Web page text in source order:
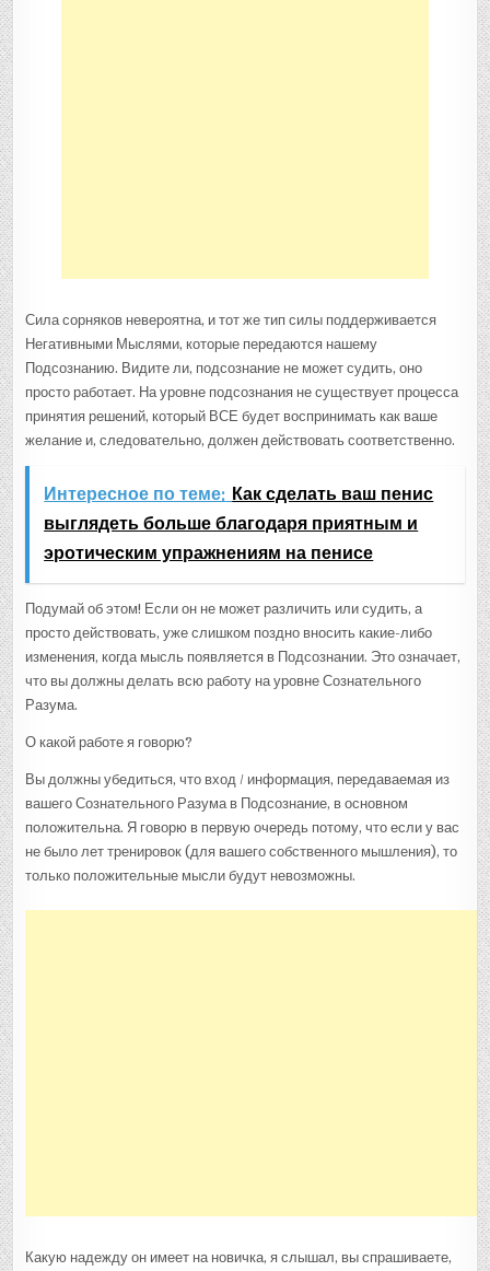
Сила сорняков невероятна, и тот же тип силы поддерживается
Негативными Мыслями, которые передаются нашему
Подсознанию. Видите ли, подсознание не может судить, оно
просто работает. На уровне подсознания не существует процесса
принятия решений, который ВСЕ будет воспринимать как ваше
желание и, следовательно, должен действовать соответственно.
Интересное по теме: Как сделать ваш пенис
выглядеть больше благодаря приятным и
эротическим упражнениям на пенисе
Подумай об этом! Если он не может различить или судить, а
просто действовать, уже слишком поздно вносить какие-либо
изменения, когда мысль появляется в Подсознании. Это означает,
что вы должны делать всю работу на уровне Сознательного
Разума.
О какой работе я говорю?
Вы должны убедиться, что вход / информация, передаваемая из
вашего Сознательного Разума в Подсознание, в основном
положительна. Я говорю в первую очередь потому, что если у вас
не было лет тренировок (для вашего собственного мышления), то
только положительные мысли будут невозможны.
Какую надежду он имеет на новичка, я слышал, вы спрашиваете,